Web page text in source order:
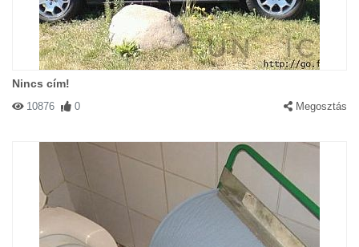
Nincs cím!
10876 0 Megosztás